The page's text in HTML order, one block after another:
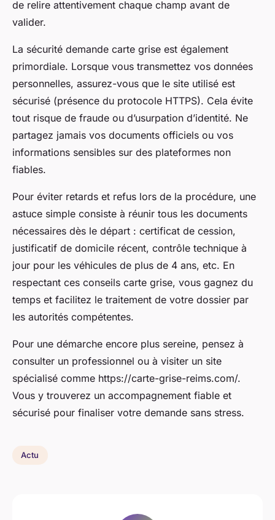
de relire attentivement chaque champ avant de
valider.
La sécurité demande carte grise est également
primordiale. Lorsque vous transmettez vos données
personnelles, assurez-vous que le site utilisé est
sécurisé (présence du protocole HTTPS). Cela évite
tout risque de fraude ou d’usurpation d’identité. Ne
partagez jamais vos documents officiels ou vos
informations sensibles sur des plateformes non
fiables.
Pour éviter retards et refus lors de la procédure, une
astuce simple consiste à réunir tous les documents
nécessaires dès le départ : certificat de cession,
justificatif de domicile récent, contrôle technique à
jour pour les véhicules de plus de 4 ans, etc. En
respectant ces conseils carte grise, vous gagnez du
temps et facilitez le traitement de votre dossier par
les autorités compétentes.
Pour une démarche encore plus sereine, pensez à
consulter un professionnel ou à visiter un site
spécialisé comme https://carte-grise-reims.com/.
Vous y trouverez un accompagnement fiable et
sécurisé pour finaliser votre demande sans stress.
Actu